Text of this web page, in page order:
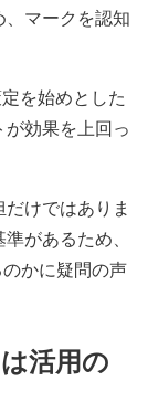
マークを認知
を始めとした
効果を上回っ
けではありま
があるため、
かに疑問の声
活用の